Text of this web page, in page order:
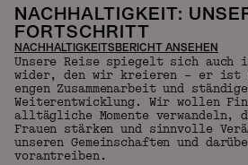
NACHHALTIGKEIT:
FORTSCHRITT
NACHHALTIGKEITSBERICHT ANSEHEN
Unsere Reise spiegelt sich auch in
wider, den wir kreieren – er ist
engen Zusammenarbeit und
Weiterentwicklung. Wir wollen
alltägliche Momente verwandeln,
Frauen stärken und sinnvolle
unseren Gemeinschaften und
vorantreiben.